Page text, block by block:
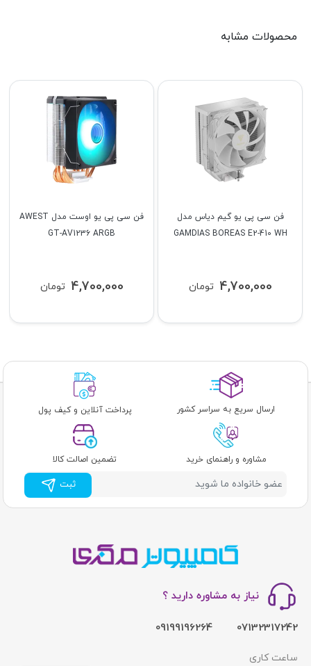
محصولات مشابه
فن سی پی یو اوست مدل AWEST
GT-AV1236 ARGB
تومان 4,700,000
فن سی پی یو گیم دیاس مدل
GAMDIAS BOREAS E2-410 WH
تومان 4,700,000
ارسال سریع به سراسر کشور پرداخت آنلاین و کیف پول
مشاوره و راهنمای خرید تضمین اصالت کالا
ثبت
نیاز به مشاوره دارید ؟
07132317242
09199196264
ساعت کاری